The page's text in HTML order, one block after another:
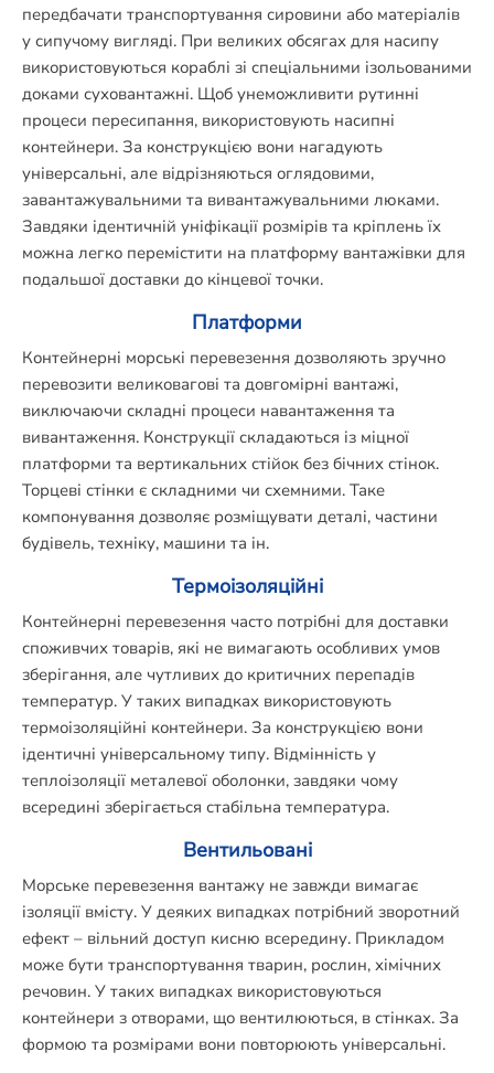
передбачати транспортування сировини або матеріалів
у сипучому вигляді. При великих обсягах для насипу
використовуються кораблі зі спеціальними ізольованими
доками суховантажні. Щоб унеможливити рутинні
процеси пересипання, використовують насипні
контейнери. За конструкцією вони нагадують
універсальні, але відрізняються оглядовими,
завантажувальними та вивантажувальними люками.
Завдяки ідентичній уніфікації розмірів та кріплень їх
можна легко перемістити на платформу вантажівки для
подальшої доставки до кінцевої точки.
Платформи
Контейнерні морські перевезення дозволяють зручно
перевозити великовагові та довгомірні вантажі,
виключаючи складні процеси навантаження та
вивантаження. Конструкції складаються із міцної
платформи та вертикальних стійок без бічних стінок.
Торцеві стінки є складними чи схемними. Таке
компонування дозволяє розміщувати деталі, частини
будівель, техніку, машини та ін.
Термоізоляційні
Контейнерні перевезення часто потрібні для доставки
споживчих товарів, які не вимагають особливих умов
зберігання, але чутливих до критичних перепадів
температур. У таких випадках використовують
термоізоляційні контейнери. За конструкцією вони
ідентичні універсальному типу. Відмінність у
теплоізоляції металевої оболонки, завдяки чому
всередині зберігається стабільна температура.
Вентильовані
Морське перевезення вантажу не завжди вимагає
ізоляції вмісту. У деяких випадках потрібний зворотний
ефект – вільний доступ кисню всередину. Прикладом
може бути транспортування тварин, рослин, хімічних
речовин. У таких випадках використовуються
контейнери з отворами, що вентилюються, в стінках. За
формою та розмірами вони повторюють універсальні.